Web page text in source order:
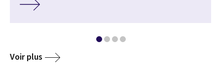
Voir plus